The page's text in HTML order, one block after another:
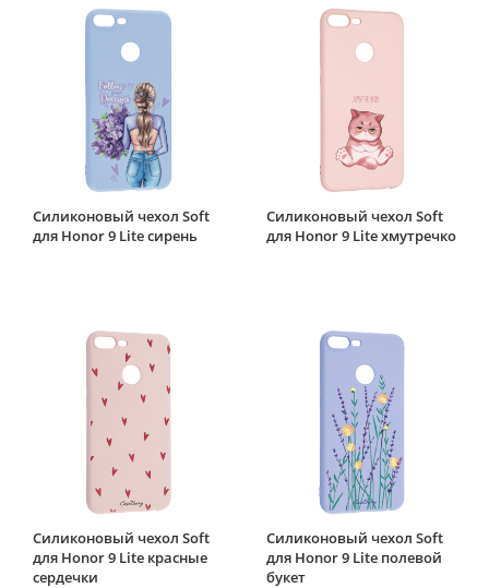
Силиконовый чехол Soft
для Honor 9 Lite сирень
Силиконовый чехол Soft
для Honor 9 Lite хмутречко
Силиконовый чехол Soft
для Honor 9 Lite красные
сердечки
Силиконовый чехол Soft
для Honor 9 Lite полевой
букет